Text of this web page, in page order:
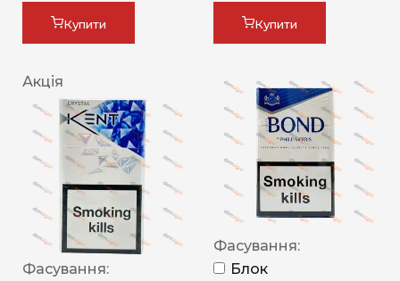
Купити Купити
Акція
Фасування:
Фасування:
Блок